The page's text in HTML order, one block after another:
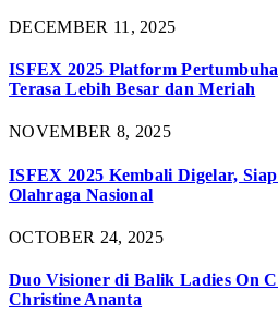
DECEMBER 11, 2025
ISFEX 2025 Platform
Terasa Lebih Besar dan Meriah
NOVEMBER 8, 2025
ISFEX 2025 Kembali Digelar,
Olahraga Nasional
OCTOBER 24, 2025
Duo Visioner di Balik Ladies On
Christine Ananta